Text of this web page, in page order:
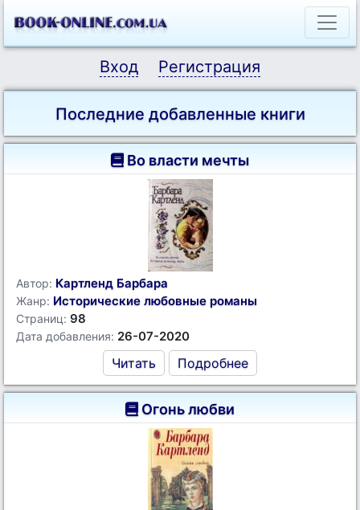
Вход Регистрация
Последние добавленные книги
Во власти мечты
Автор: Картленд Барбара
Жанр: Исторические любовные романы
Страниц: 98
Дата добавления: 26-07-2020
Читать Подробнее
Огонь любви